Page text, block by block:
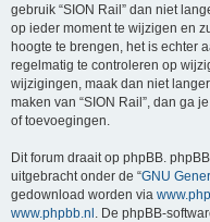
gebruik “SION Rail” dan niet
op ieder moment te wijzigen en
hoogte te brengen, het is echter
regelmatig te controleren op
wijzigingen, maak dan niet
maken van “SION Rail”, dan ga
of toevoegingen.
Dit forum draait op phpBB.
uitgebracht onder de “GNU
gedownload worden via
www.phpbb.nl . De phpBB-